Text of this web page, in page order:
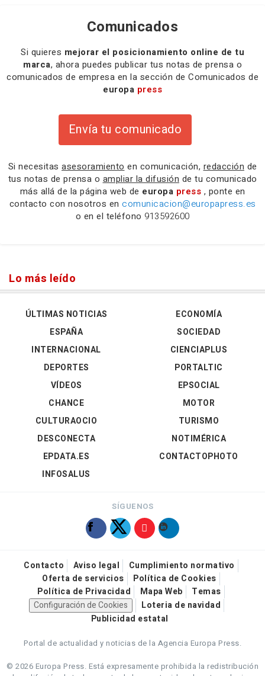
Comunicados
Si quieres mejorar el posicionamiento online de tu
marca, ahora puedes publicar tus notas de prensa o
comunicados de empresa en la sección de Comunicados de
europa press
Envía tu comunicado
Si necesitas asesoramiento en comunicación, redacción de
tus notas de prensa o ampliar la difusión de tu comunicado
más allá de la página web de europa press , ponte en
contacto con nosotros en comunicacion@europapress.es
o en el teléfono 913592600
Lo más leído
ÚLTIMAS NOTICIAS
ESPAÑA
INTERNACIONAL
DEPORTES
VÍDEOS
ECONOMÍA
SOCIEDAD
CIENCIAPLUS
PORTALTIC
EPSOCIAL
CHANCE
CULTURAOCIO
DESCONECTA
EPDATA.ES
INFOSALUS
MOTOR
TURISMO
NOTIMÉRICA
CONTACTOPHOTO
SÍGUENOS
Contacto Aviso legal
Cumplimiento normativo
Oferta de servicios
Política de Cookies
Política de Privacidad
Mapa Web
Temas
Configuración de Cookies
Loteria de navidad
Publicidad estatal
Portal de actualidad y noticias de la Agencia Europa Press.
© 2026 Europa Press. Está expresamente prohibida la redistribución